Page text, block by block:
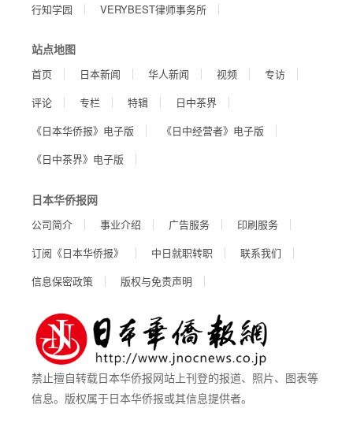
行知学园
VERYBEST律师事务所
站点地图
首页 日本新闻 华人新闻 视频
专访
评论
专栏 特辑
日中茶界
《日本华侨报》电子版
《日中经营者》电子版
《日中茶界》电子版
日本华侨报网
公司简介 事业介绍 广告服务
印刷服务
订阅《日本华侨报》
中日就职转职
联系我们
信息保密政策
版权与免责声明
禁止擅自转载日本华侨报网站上刊登的报道、照片、图表等
信息。版权属于日本华侨报或其信息提供者。